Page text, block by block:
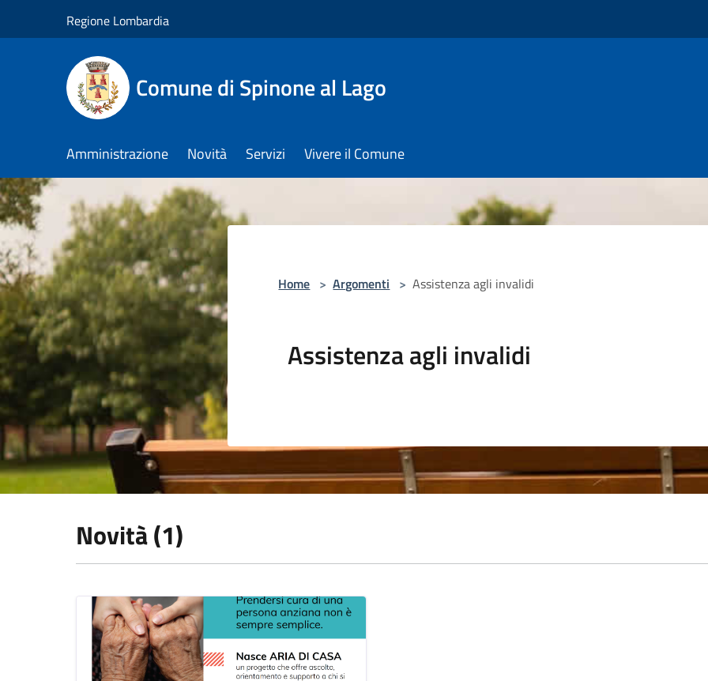
Regione Lombardia
Comune di Spinone al Lago
Amministrazione Novità Servizi Vivere il Comune
Home > Argomenti > Assistenza agli invalidi
Assistenza agli invalidi
Novità (1)